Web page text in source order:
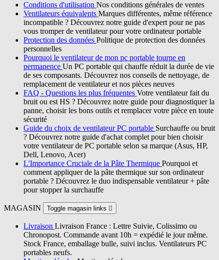
Conditions d'utilisation Nos conditions générales de ventes
Ventilateurs équivalents Marques différentes, même référence
incompatible ? Découvrez notre guide d'expert pour ne pas
vous tromper de ventilateur pour votre ordinateur portable
Protection des données Politique de protection des données
personnelles
Pourquoi le ventilateur de mon pc portable tourne en
permanence Un PC portable qui chauffe réduit la durée de vie
de ses composants. Découvrez nos conseils de nettoyage, de
remplacement de ventilateur et nos pièces neuves
FAQ - Questions les plus fréquentes Votre ventilateur fait du
bruit ou est HS ? Découvrez notre guide pour diagnostiquer la
panne, choisir les bons outils et remplacer votre pièce en toute
sécurité
Guide du choix de ventilateur PC portable Surchauffe ou bruit
? Découvrez notre guide d'achat complet pour bien choisir
votre ventilateur de PC portable selon sa marque (Asus, HP,
Dell, Lenovo, Acer)
L'Importance Cruciale de la Pâte Thermique Pourquoi et
comment appliquer de la pâte thermique sur son ordinateur
portable ? Découvrez le duo indispensable ventilateur + pâte
pour stopper la surchauffe
MAGASIN Toggle magasin links 
Livraison Livraison France : Lettre Suivie, Colissimo ou
Chronopost. Commande avant 10h = expédié le jour même.
Stock France, emballage bulle, suivi inclus. Ventilateurs PC
portables neufs.